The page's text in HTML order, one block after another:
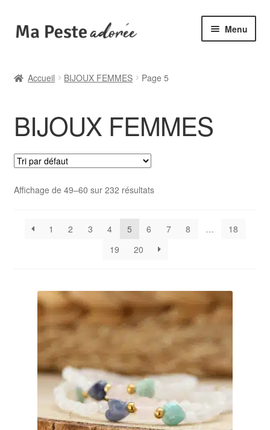
Aller
à
Aller
au
Menu
✙ Bienfaits
ℹ️ Infos pratiques
👤 Mon compte
Accueil BIJOUX FEMMES Page 5
BIJOUX FEMMES
Affichage de 49–60 sur 232 résultats
1 2 3 4 5 6 7 8 …
18
19
20